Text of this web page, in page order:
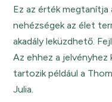
Ez az érték megtanítja
nehézségek az élet
akadály leküzdhető.
Az ehhez a
tartozik például a
Julia.